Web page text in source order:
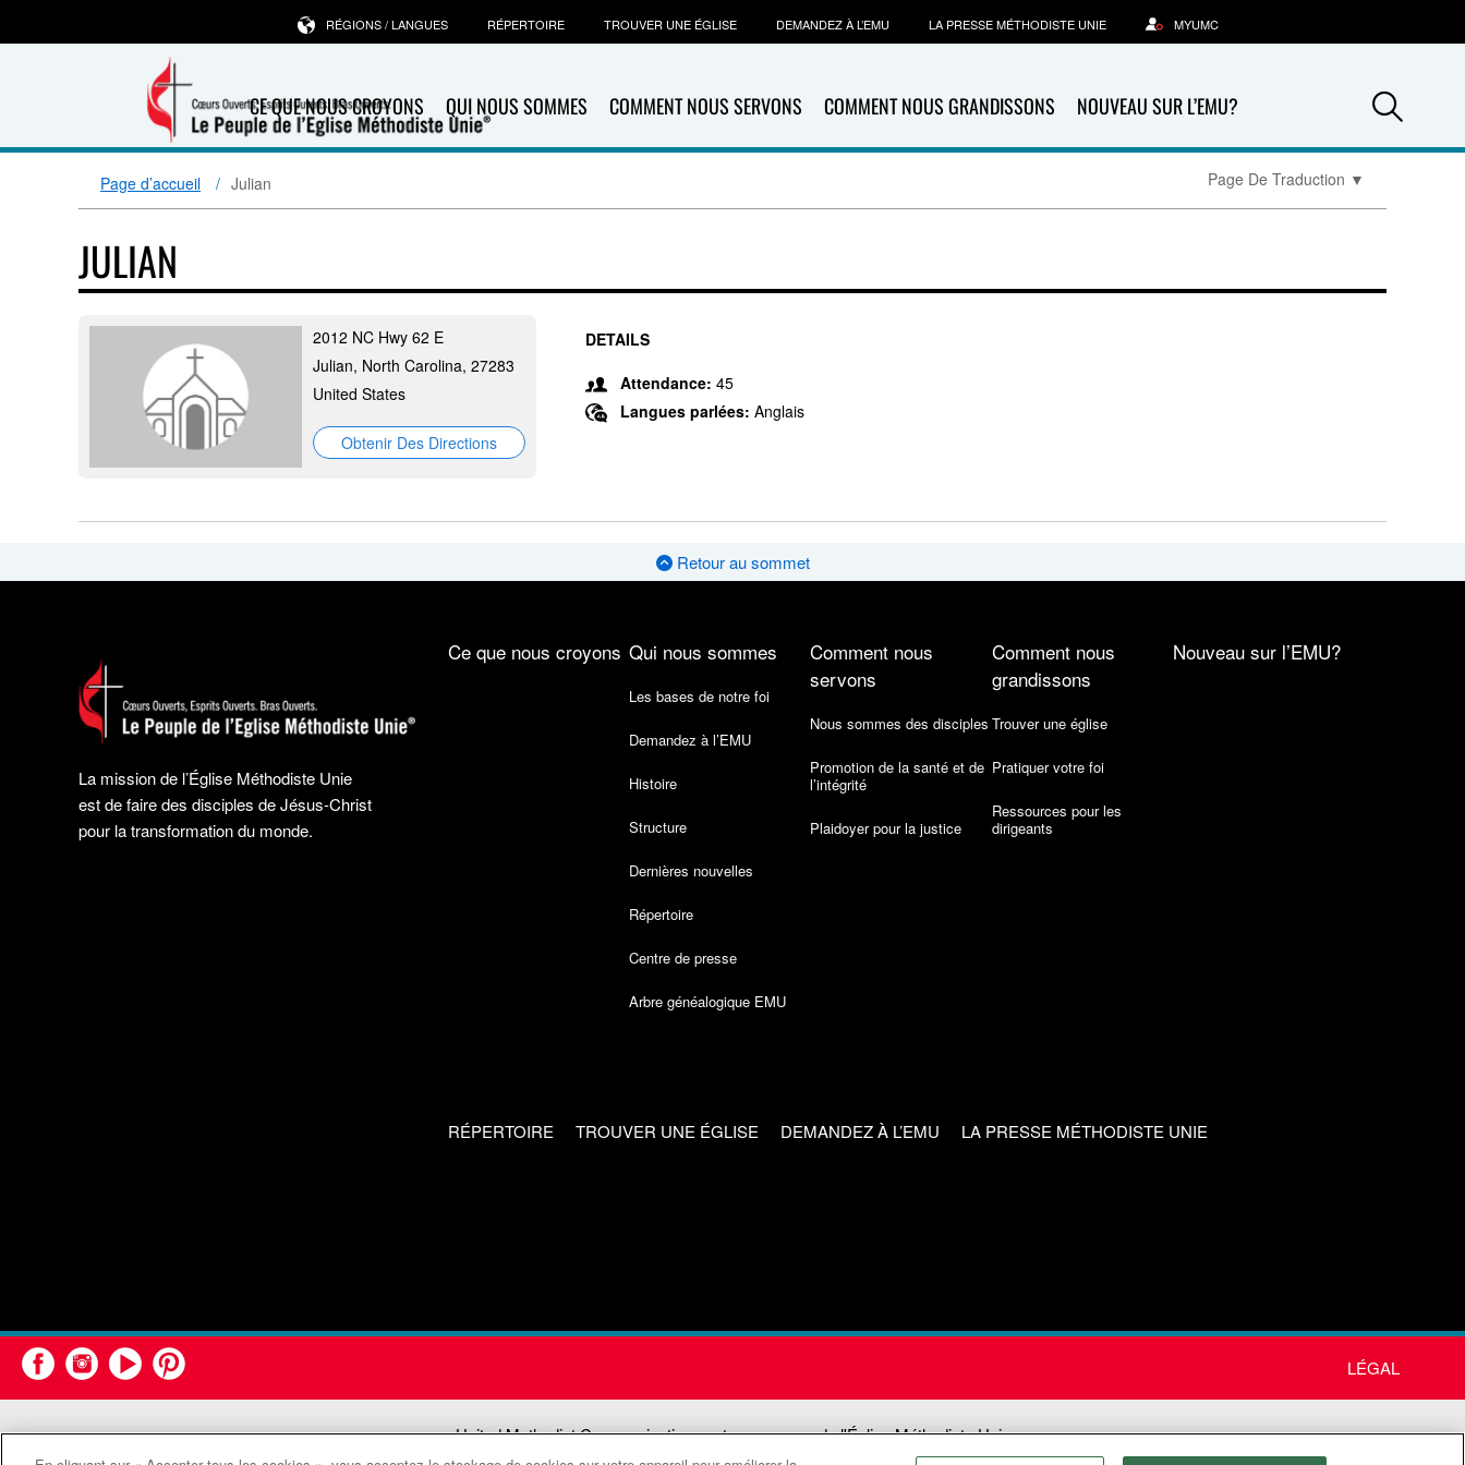
CE QUE NOUS CROYONS QUI NOUS SOMMES COMMENT NOUS SERVONS COMMENT NOUS GRANDISSONS NOUVEAU SUR L’EMU?
RÉGIONS / LANGUES RÉPERTOIRE TROUVER UNE ÉGLISE DEMANDEZ À L’EMU LA PRESSE MÉTHODISTE UNIE MYUMC
Page d’accueil Julian Page De Traduction ▼
JULIAN
2012 NC Hwy 62 E
Julian, North Carolina, 27283
United States
Obtenir Des Directions
DETAILS
Attendance: 45
Langues parlées: Anglais
Retour au sommet
La mission de l’Église Méthodiste Unie
est de faire des disciples de Jésus-Christ
pour la transformation du monde.
Ce que nous croyons Qui nous sommes
Les bases de notre foi
Demandez à l’EMU
Histoire
Structure
Dernières nouvelles
Répertoire
Centre de presse
Arbre généalogique EMU
Comment nous
servons
Nous sommes des disciples
Promotion de la santé et de
l’intégrité
Plaidoyer pour la justice
Comment nous
grandissons
Trouver une église
Pratiquer votre foi
Ressources pour les
dirigeants
Nouveau sur l’EMU?
RÉPERTOIRE TROUVER UNE ÉGLISE DEMANDEZ À L’EMU LA PRESSE MÉTHODISTE UNIE
LÉGAL
United Methodist Communications est une agence de l'Église Méthodiste Unie